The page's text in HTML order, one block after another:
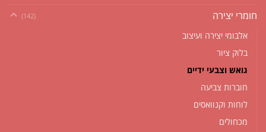
חומרי יצירה (142)
אלבומי יצירה ועיצוב
בלוק ציור
גואש וצבעי ידיים
חוברות צביעה
לוחות וקנוואסים
מכחולים